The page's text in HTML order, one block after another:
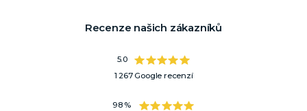
Recenze našich zákazníků
5.0
1 267 Google recenzí
98 %